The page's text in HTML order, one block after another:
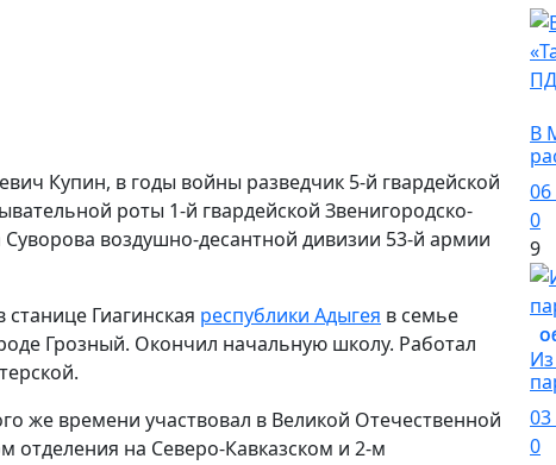
Купин, в годы войны разведчик 5-й гвардейской
роты 1-й гвардейской Звенигородско-
воздушно-десантной дивизии 53-й армии
Гиагинская республики Адыгея в семье
Грозный. Окончил начальную школу. Работал
же времени участвовал в Великой Отечественной
отделения на Северо-Кавказском и 2-м
В
06
0
9
03
0